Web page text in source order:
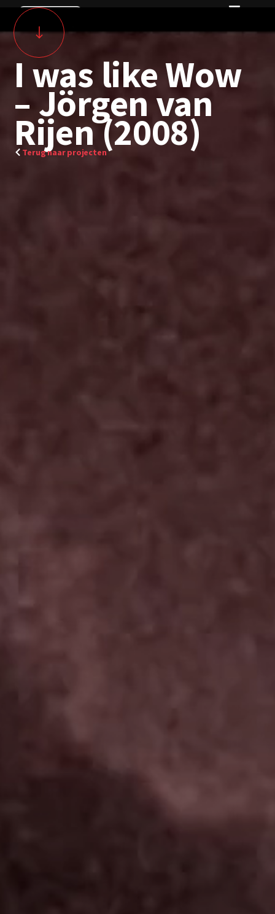
I was like Wow
– Jörgen van
Rijen (2008)
Terug naar projecten